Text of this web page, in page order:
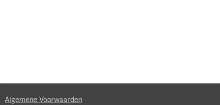
Algemene Voorwaarden